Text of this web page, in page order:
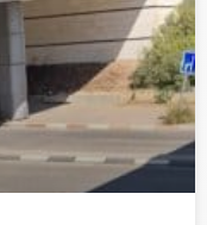
למדיניות הפרטיות